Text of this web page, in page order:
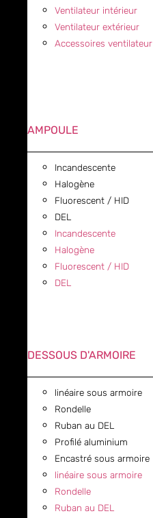
Ventilateur intérieur
Ventilateur extérieur
Accessoires ventilateur
AMPOULE
Incandescente
Halogène
Fluorescent / HID
DEL
Incandescente
Halogène
Fluorescent / HID
DEL
DESSOUS D'ARMOIRE
linéaire sous armoire
Rondelle
Ruban au DEL
Profilé aluminium
Encastré sous armoire
linéaire sous armoire
Rondelle
Ruban au DEL